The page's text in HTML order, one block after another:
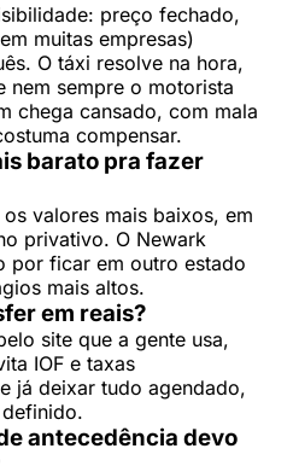
preço fechado,
muitas empresas)
O táxi resolve na hora,
nem sempre o motorista
chega cansado, com mala
compensar.
barato pra fazer
valores mais baixos, em
privativo. O Newark
por ficar em outro estado
mais altos.
em reais?
site que a gente usa,
IOF e taxas
já deixar tudo agendado,
antecedência devo